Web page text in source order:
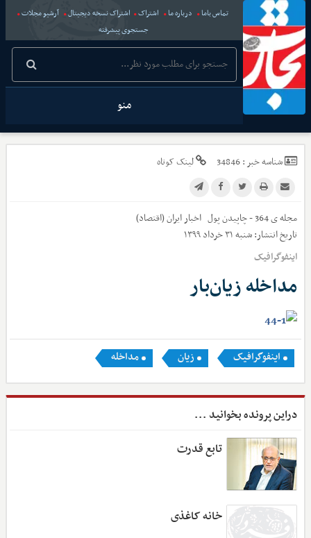
تماس باما درباره ما اشتراک اشتراک نسخه دیجیتال
آرشیو مجلات
جستجوی پیشرفته
منو
شناسه خبر :34846 لینک کوتاه
مجله ی 364 - چاپیدن پول اخبارایران (اقتصاد)
تاریخ انتشار:شنبه ۳۱ خرداد ۱۳۹۹
اینفوگرافیک
مداخله زیان‌بار
اینفوگرافیک زیان مداخله
دراین پرونده بخوانید ...
تابع قدرت
خانه کاغذی